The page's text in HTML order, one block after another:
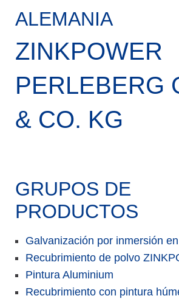
ALEMANIA
ZINKPOWER
PERLEBERG
& CO. KG
GRUPOS DE
PRODUCTOS
Galvanización por inmersión
Recubrimiento de polvo
Pintura Aluminium
Recubrimiento con pintura